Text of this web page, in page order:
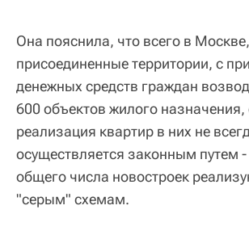
Она пояснила, что всего в
присоединенные территории, с
денежных средств граждан
600 объектов жилого назначения,
реализация квартир в них не
осуществляется законным путем
общего числа новостроек
"серым" схемам.